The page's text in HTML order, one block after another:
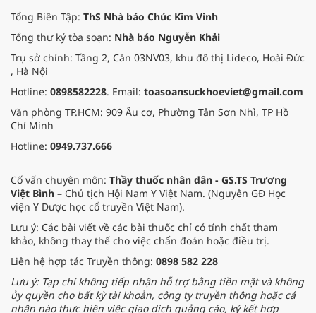
Tổng Biên Tập: ThS Nhà báo Chúc Kim Vinh
Tổng thư ký tòa soạn: Nhà báo Nguyễn Khải
Trụ sở chính: Tầng 2, Căn 03NV03, khu đô thị Lideco, Hoài Đức
, Hà Nội
Hotline: 0898582228. Email: toasoansuckhoeviet@gmail.com
Văn phòng TP.HCM: 909 Âu cơ, Phường Tân Sơn Nhì, TP Hồ
Chí Minh
Hotline: 0949.737.666
Cố vấn chuyên môn: Thầy thuốc nhân dân - GS.TS Trương
Việt Bình – Chủ tịch Hội Nam Y Việt Nam. (Nguyên GĐ Học
viện Y Dược học cổ truyền Việt Nam).
Lưu ý: Các bài viết về các bài thuốc chỉ có tính chất tham
khảo, không thay thế cho việc chẩn đoán hoặc điều trị.
Liên hệ hợp tác Truyền thông: 0898 582 228
Lưu ý: Tạp chí không tiếp nhận hỗ trợ bằng tiền mặt và không
ủy quyền cho bất kỳ tài khoản, công ty truyền thông hoặc cá
nhân nào thực hiện việc giao dịch quảng cáo, ký kết hợp